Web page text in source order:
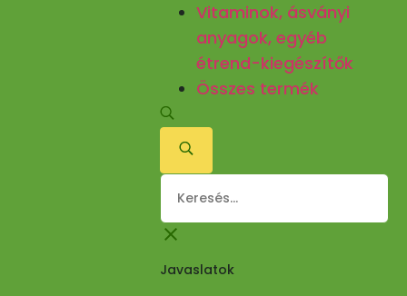
Vitaminok, ásványi
anyagok, egyéb
étrend-kiegészítők
Összes termék
Javaslatok